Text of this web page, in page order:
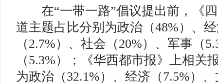
在“一带一路”倡议提出前，《四
道主题占比分别为政治（48%）、
（2.7%）、社会（20%）、军事（
（5.3%）；《华西都市报》上相关
为政治（32.1%）、经济（7.5%）